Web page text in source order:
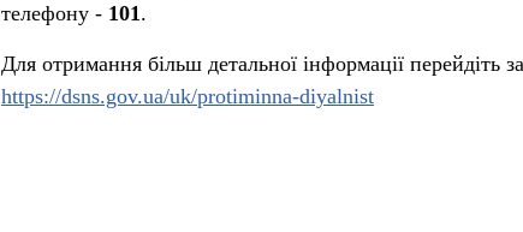
телефону - 101.
Для отримання більш детальної інформації перейдіть
https://dsns.gov.ua/uk/protiminna-diyalnist